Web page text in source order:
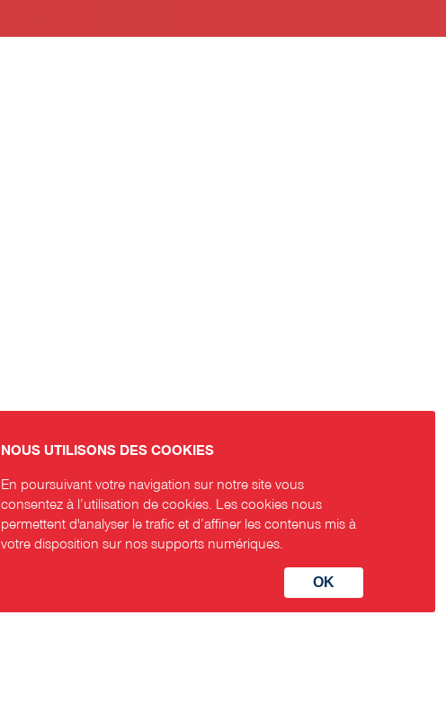
NOUS UTILISONS DES COOKIES
En poursuivant votre navigation sur notre site vous
consentez à l’utilisation de cookies. Les cookies nous
permettent d'analyser le trafic et d’affiner les contenus mis à
votre disposition sur nos supports numériques.